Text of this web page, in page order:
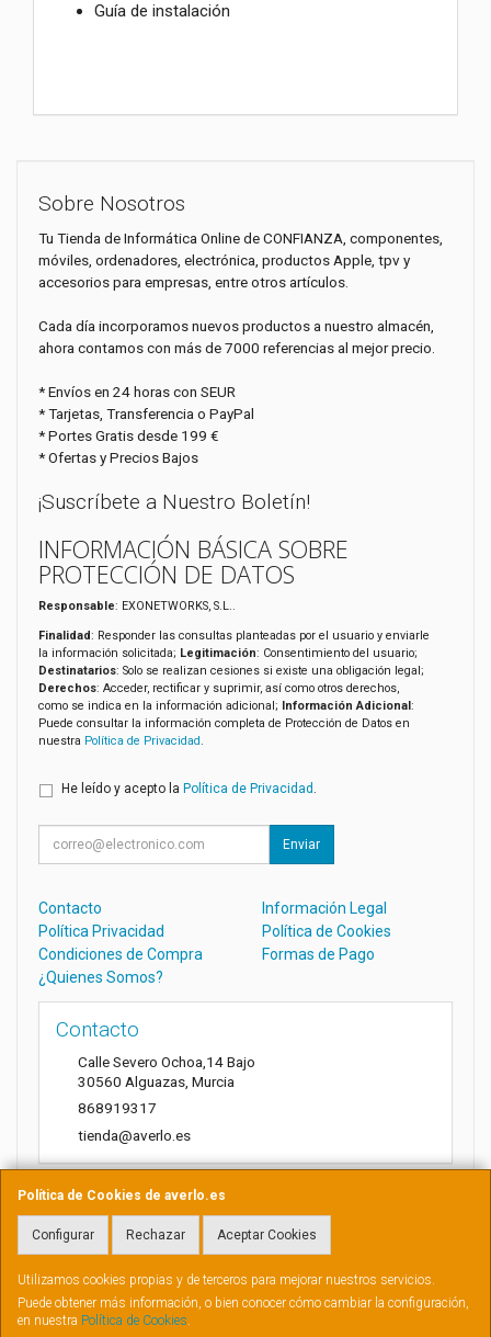
Guía de instalación
Política de Cookies de averlo.es
Configurar Rechazar Aceptar Cookies
Utilizamos cookies propias y de terceros para mejorar nuestros servicios.
Puede obtener más información, o bien conocer cómo cambiar la configuración,
en nuestra Política de Cookies.
Sobre Nosotros
Tu Tienda de Informática Online de CONFIANZA, componentes,
móviles, ordenadores, electrónica, productos Apple, tpv y
accesorios para empresas, entre otros artículos.
Cada día incorporamos nuevos productos a nuestro almacén,
ahora contamos con más de 7000 referencias al mejor precio.
* Envíos en 24 horas con SEUR
* Tarjetas, Transferencia o PayPal
* Portes Gratis desde 199 €
* Ofertas y Precios Bajos
¡Suscríbete a Nuestro Boletín!
INFORMACIÓN BÁSICA SOBRE
PROTECCIÓN DE DATOS
Responsable: EXONETWORKS, S.L..
Finalidad: Responder las consultas planteadas por el usuario y enviarle
la información solicitada; Legitimación: Consentimiento del usuario;
Destinatarios: Solo se realizan cesiones si existe una obligación legal;
Derechos: Acceder, rectificar y suprimir, así como otros derechos,
como se indica en la información adicional; Información Adicional:
Puede consultar la información completa de Protección de Datos en
nuestra Política de Privacidad.
He leído y acepto la Política de Privacidad .
Enviar
Contacto
Información Legal
Política Privacidad
Política de Cookies
Condiciones de Compra
Formas de Pago
¿Quienes Somos?
Contacto
Calle Severo Ochoa,14 Bajo
30560 Alguazas Murcia
868919317
tienda@averlo.es
Horario
Lunes a Viernes de 8:30h a 14h
, , , , España. - C.I.F.: B73881807 - Tfno: